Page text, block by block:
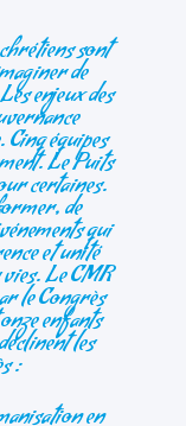
sont
de
enjeux des
équipes
Le Puits
certaines.
de
qui
et unité
Le CMR
le Congrès
enfants
les
: